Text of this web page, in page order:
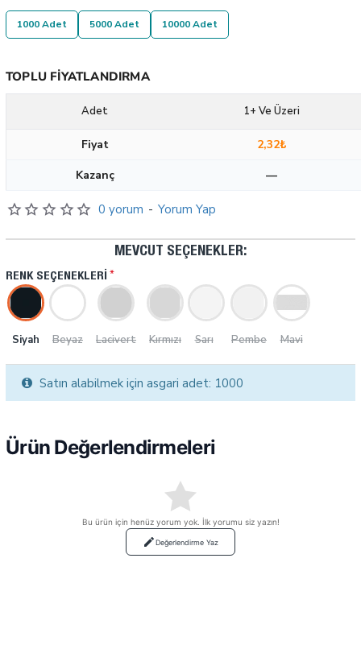
0 yorum - Yorum Yap
1000 Adet 5000 Adet 10000 Adet
MEVCUT SEÇENEKLER:
RENK SEÇENEKLERI
Siyah Beyaz Lacivert Kırmızı Sarı Pembe Mavi
Satın alabilmek için asgari adet: 1000
TOPLU FIYATLANDIRMA
Adet 1+ Ve Üzeri
Fiyat
2,32₺
Kazanç
—
Ürün Değerlendirmeleri
Bu ürün için henüz yorum yok. İlk yorumu siz yazın!
Değerlendirme Yaz